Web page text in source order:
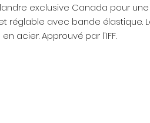
exclusive Canada pour une
réglable avec bande élastique.
acier. Approuvé par l'IFF.